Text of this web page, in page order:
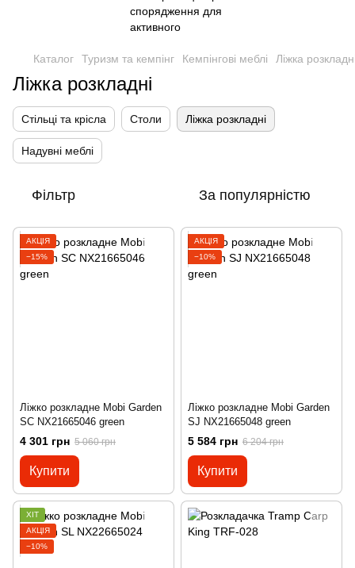
Каталог Туризм та кемпінг Кемпінгові меблі Ліжка
Ліжка розкладні
Стільці та крісла Столи Ліжка розкладні
Надувні меблі
Фільтр За популярністю
АКЦІЯ
−15%
Ліжко розкладне Mobi Garden
SC NX21665046 green
4 301 грн 5 060 грн
Купити
АКЦІЯ
−10%
Ліжко розкладне Mobi Garden
SJ NX21665048 green
5 584 грн 6 204 грн
Купити
ХІТ
АКЦІЯ
−10%